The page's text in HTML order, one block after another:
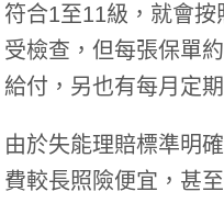
符合1至11級，就會
受檢查，但每張保單
給付，另也有每月定
由於失能理賠標準明
費較長照險便宜，甚